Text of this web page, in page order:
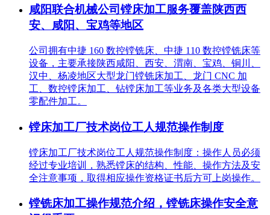
咸阳联合机械公司镗床加工服务覆盖陕西西
安、咸阳、宝鸡等地区
公司拥有中捷 160 数控镗铣床、中捷 110 数控镗铣床等
设备，主要承接陕西咸阳、西安、渭南、宝鸡、铜川、
汉中、杨凌地区大型龙门镗铣床加工、龙门 CNC 加
工、数控镗床加工、钻镗床加工等业务及各类大型设备
零配件加工。
镗床加工厂技术岗位工人规范操作制度
镗床加工厂技术岗位工人规范操作制度：操作人员必须
经过专业培训，熟悉镗床的结构、性能、操作方法及安
全注意事项，取得相应操作资格证书后方可上岗操作。
镗铣床加工操作规范介绍，镗铣床操作安全意